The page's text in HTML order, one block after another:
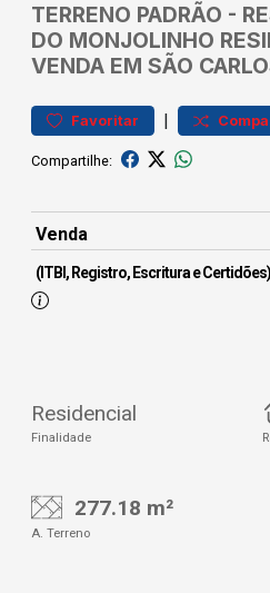
TERRENO PADRÃO -
DO MONJOLINHO
VENDA EM SÃO
Favoritar |
Compartilhe:
Venda
(ITBI, Registro, Escritura e Certidões)
Residencial
Finalidade
277.18 m²
A. Terreno